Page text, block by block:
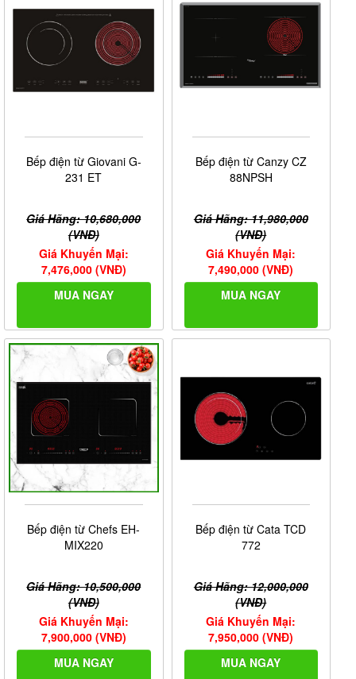
Bếp điện từ Giovani G-
231 ET
Giá Hãng: 10,680,000
(VNĐ)
Giá Khuyến Mại:
7,476,000 (VNĐ)
MUA NGAY
Bếp điện từ Canzy CZ
88NPSH
Giá Hãng: 11,980,000
(VNĐ)
Giá Khuyến Mại:
7,490,000 (VNĐ)
MUA NGAY
Bếp điện từ Chefs EH-
MIX220
Giá Hãng: 10,500,000
(VNĐ)
Giá Khuyến Mại:
7,900,000 (VNĐ)
MUA NGAY
Bếp điện từ Cata TCD
772
Giá Hãng: 12,000,000
(VNĐ)
Giá Khuyến Mại:
7,950,000 (VNĐ)
MUA NGAY